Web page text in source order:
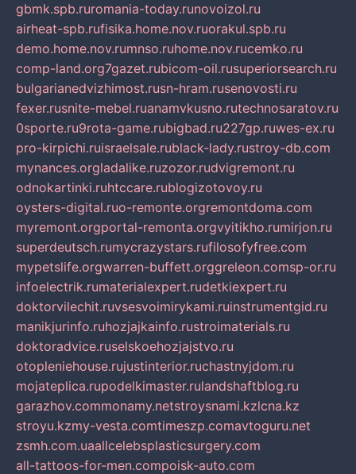
gbmk.spb.ruromania-today.runovoizol.ru
airheat-spb.rufisika.home.nov.ruorakul.spb.ru
demo.home.nov.rumnso.ruhome.nov.rucemko.ru
comp-land.org7gazet.rubicom-oil.rusuperiorsearch.ru
bulgarianedvizhimost.rusn-hram.rusenovosti.ru
fexer.rusnite-mebel.ruanamvkusno.rutechnosaratov.ru
0sporte.ru9rota-game.rubigbad.ru227gp.ruwes-ex.ru
pro-kirpichi.ruisraelsale.rublack-lady.rustroy-db.com
mynances.orgladalike.ruzozor.rudvigremont.ru
odnokartinki.ruhtccare.rublogizotovoy.ru
oysters-digital.ruo-remonte.orgremontdoma.com
myremont.orgportal-remonta.orgvyitikho.rumirjon.ru
superdeutsch.rumycrazystars.rufilosofyfree.com
mypetslife.orgwarren-buffett.orggreleon.comsp-or.ru
infoelectrik.rumaterialexpert.rudetkiexpert.ru
doktorvilechit.ruvsesvoimirykami.ruinstrumentgid.ru
manikjurinfo.ruhozjajkainfo.rustroimaterials.ru
doktoradvice.ruselskoehozjajstvo.ru
otopleniehouse.rujustinterior.ruchastnyjdom.ru
mojateplica.rupodelkimaster.rulandshaftblog.ru
garazhov.commonamy.netstroysnami.kzlcna.kz
stroyu.kzmy-vesta.comtimeszp.comavtoguru.net
zsmh.com.uaallcelebsplasticsurgery.com
all-tattoos-for-men.compoisk-auto.com